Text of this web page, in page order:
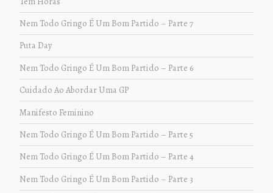
Nem Todo Gringo É Um Bom Partido – Parte 7
Puta Day
Nem Todo Gringo É Um Bom Partido – Parte 6
Cuidado Ao Abordar Uma GP
Manifesto Feminino
Nem Todo Gringo É Um Bom Partido – Parte 5
Nem Todo Gringo É Um Bom Partido – Parte 4
Nem Todo Gringo É Um Bom Partido – Parte 3